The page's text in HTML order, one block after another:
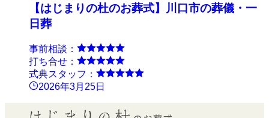
【はじまりの杜のお葬式】川口市の葬儀・一
日葬
事前相談：
打ち合せ：
式典スタッフ：
2026年3月25日